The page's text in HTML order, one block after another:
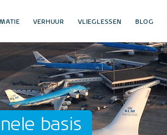
VERHUUR VLIEGLESSEN BLOG
basis